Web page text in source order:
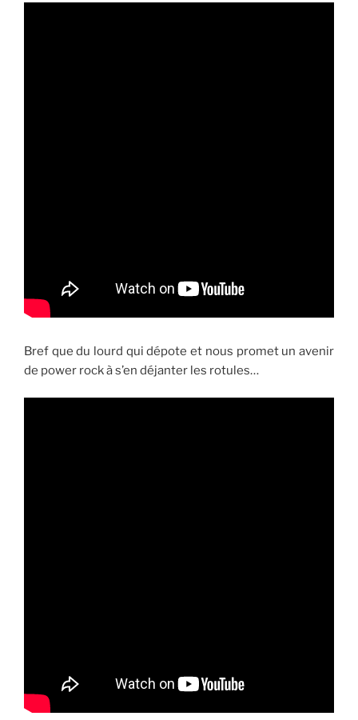
Bref que du lourd qui dépote et nous promet un avenir
de power rock à s’en déjanter les rotules…